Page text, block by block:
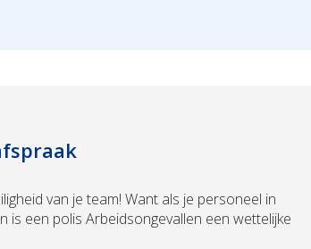
van je team! Want als je personeel in
is een polis Arbeidsongevallen een wettelijke